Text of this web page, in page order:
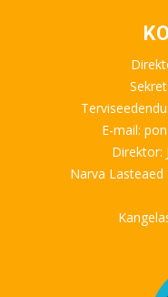
E-mail:
Direktor:
Narva